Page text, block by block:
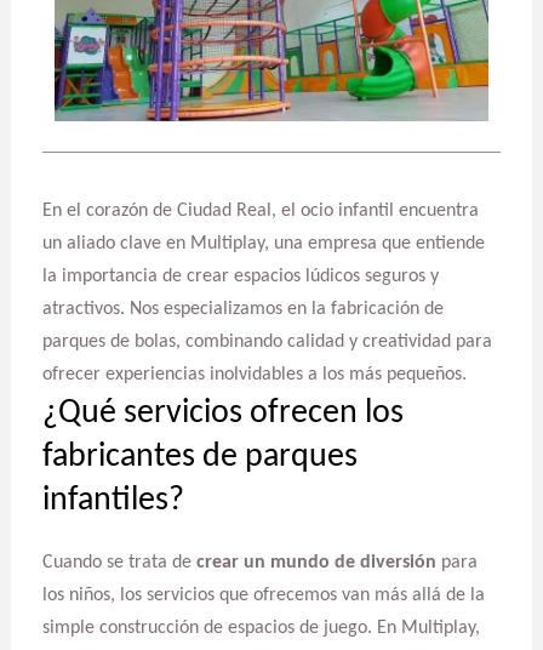
En el corazón de Ciudad Real, el ocio infantil encuentra
un aliado clave en Multiplay, una empresa que entiende
la importancia de crear espacios lúdicos seguros y
atractivos. Nos especializamos en la fabricación de
parques de bolas, combinando calidad y creatividad para
ofrecer experiencias inolvidables a los más pequeños.
¿Qué servicios ofrecen los
fabricantes de parques
infantiles?
Cuando se trata de crear un mundo de diversión para
los niños, los servicios que ofrecemos van más allá de la
simple construcción de espacios de juego. En Multiplay,